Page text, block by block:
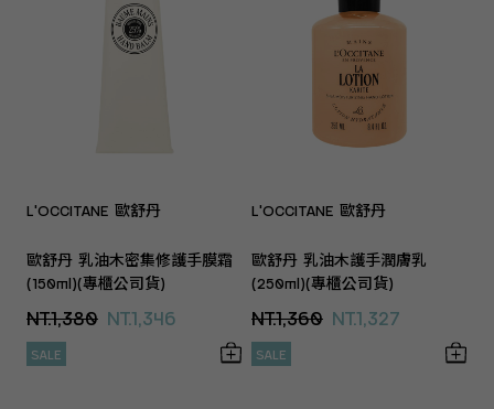
L'OCCITANE 歐舒丹
歐舒丹 乳油木密集修護手膜霜
(150ml)(專櫃公司貨)
NT.1,380 NT.1,346
SALE
L'OCCITANE 歐舒丹
歐舒丹 乳油木護手潤膚乳
(250ml)(專櫃公司貨)
NT.1,360 NT.1,327
SALE